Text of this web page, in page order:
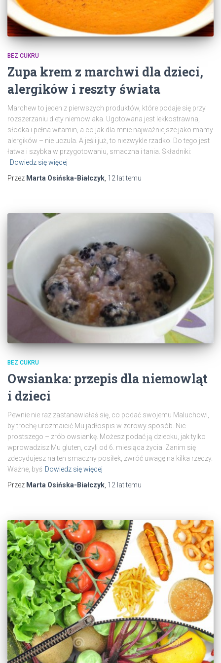
BEZ CUKRU
Zupa krem z marchwi dla dzieci,
alergików i reszty świata
Marchew to jeden z pierwszych produktów, które podaje się przy
rozszerzaniu diety niemowlaka. Ugotowana jest lekkostrawna,
słodka i pełna witamin, a co jak dla mnie najważniejsze jako mamy
alergików – nie uczula. A jeśli już, to niezwykle rzadko. Do tego jest
łatwa i szybka w przygotowaniu, smaczna i tania. Składniki:
Dowiedz się więcej
Przez Marta Osińska-Białczyk 12 lattemu
BEZ CUKRU
Owsianka: przepis dla niemowląt
i dzieci
Pewnie nie raz zastanawiałaś się, co podać swojemu Maluchowi,
by trochę urozmaicić Mu jadłospis w zdrowy sposób. Nic
prostszego – zrób owsiankę. Możesz podać ją dziecku, jak tylko
wprowadzisz Mu gluten, czyli od 6. miesiąca życia. Zanim się
zdecydujesz na ten smaczny posiłek, zwróć uwagę na kilka rzeczy.
Ważne, byś Dowiedz się więcej
Przez Marta Osińska-Białczyk 12 lattemu